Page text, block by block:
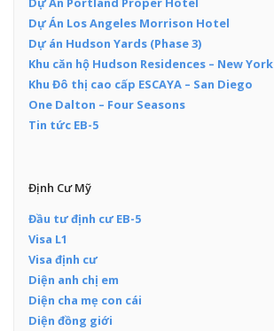
Dự Án Los Angeles Morrison Hotel
Dự án Hudson Yards (Phase 3)
Khu căn hộ Hudson Residences – New York
Khu Đô thị cao cấp ESCAYA – San Diego
One Dalton – Four Seasons
Tin tức EB-5
Định Cư Mỹ
Đầu tư định cư EB-5
Visa L1
Visa định cư
Diện anh chị em
Diện cha mẹ con cái
Diện đồng giới